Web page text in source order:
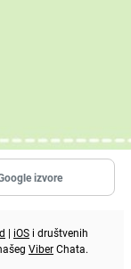
izvore
| iOS i društvenih
ViberChata.